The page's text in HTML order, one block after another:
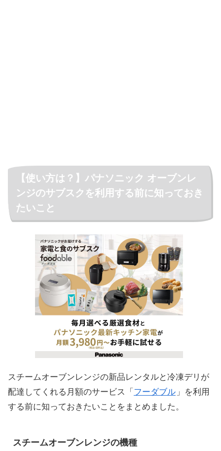
【使い方は？】パナソニック オーブンレ
ンジのサブスクを利用する前に知っておき
たいこと
スチームオーブンレンジの新品レンタルと冷凍デリが
配達してくれる月額のサービス「 フーダブル 」を利用
する前に知っておきたいことをまとめました。
スチームオーブンレンジの機種